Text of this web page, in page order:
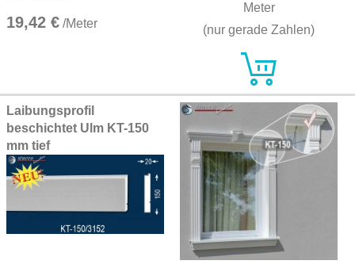
19,42 € /Meter
Meter
(nur gerade Zahlen)
Laibungsprofil
beschichtet Ulm KT-150
mm tief